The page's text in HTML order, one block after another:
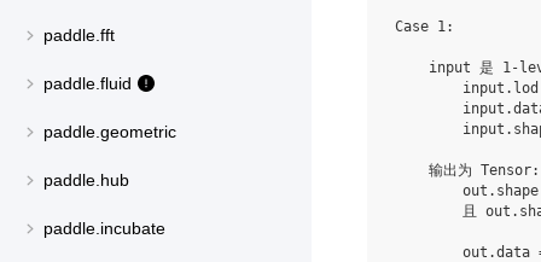
paddle.fft
paddle.fluid
paddle.geometric
paddle.hub
paddle.incubate
Case 1:
input 是 1-
    输出为 Tensor:
且
out.data